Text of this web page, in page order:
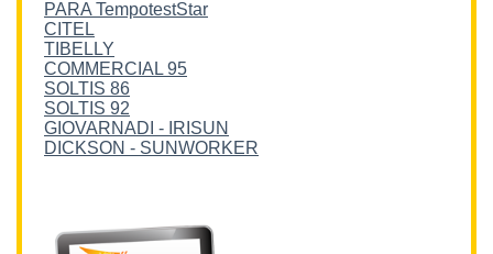
PARA TempotestStar
CITEL
TIBELLY
COMMERCIAL 95
SOLTIS 86
SOLTIS 92
GIOVARNADI - IRISUN
DICKSON - SUNWORKER